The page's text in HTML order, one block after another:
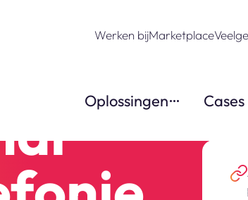
Werken bijMarketplace
Oplossingen Cases